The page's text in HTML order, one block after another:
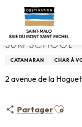
contenu
principal
Accueil Surf
SURF SCHOOL
CATAMARAN CHAR À
2 avenue de la
PartagerAjouter